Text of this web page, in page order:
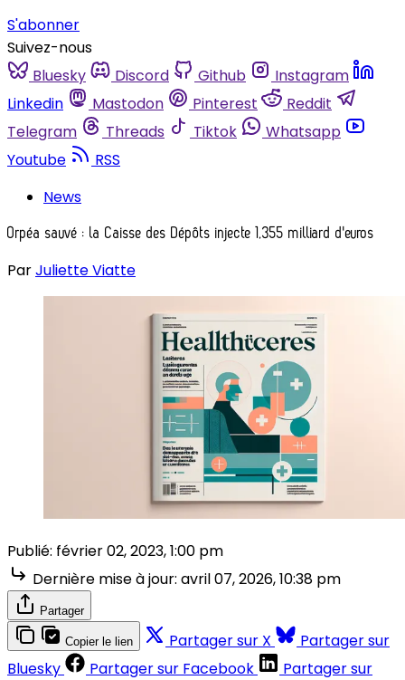
S'abonner
Suivez-nous
Bluesky
Discord Github
Instagram
Linkedin
Mastodon Pinterest
Reddit
Telegram
Threads Tiktok
Whatsapp
Youtube
RSS
News
Orpéa sauvé : la Caisse des Dépôts injecte 1,355 milliard d'euros
ParJuliette Viatte
Publié: février 02, 2023, 1:00 pm
Dernière mise à jour: avril 07, 2026, 10:38 pm
Partager
Copier le lien Partager sur X
Partager sur
Bluesky
Partager sur Facebook
Partager sur